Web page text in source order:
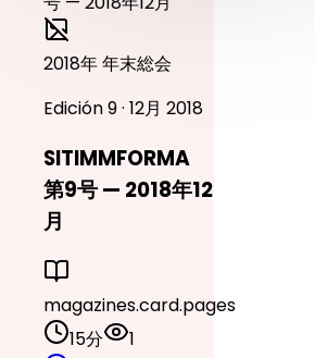
2018年 年末総会
Edición 9 · 12月 2018
SITIMMFORMA
第9号 — 2018年12
月
magazines.card.pages
15分
1